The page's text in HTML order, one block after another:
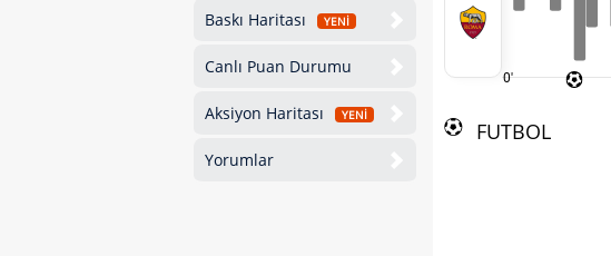
Baskı Haritası YENİ
Canlı Puan Durumu
Aksiyon Haritası YENİ
Yorumlar
0'
FUTBOL